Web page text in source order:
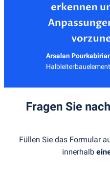
erkennen
Arsalan
Fragen Sie
Füllen Sie das Formular
innerhalb